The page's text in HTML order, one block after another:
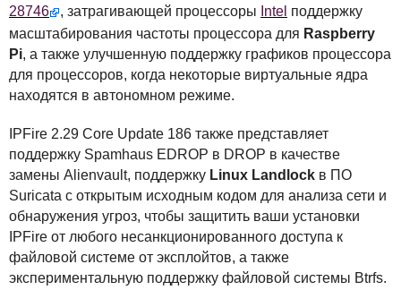
28746
, затрагивающей процессоры Intel поддержку
масштабирования частоты процессора для Raspberry
Pi, а также улучшенную поддержку графиков процессора
для процессоров, когда некоторые виртуальные ядра
находятся в автономном режиме.
IPFire 2.29 Core Update 186 также представляет
поддержку Spamhaus EDROP в DROP в качестве
замены Alienvault, поддержку Linux Landlock в ПО
Suricata с открытым исходным кодом для анализа сети и
обнаружения угроз, чтобы защитить ваши установки
IPFire от любого несанкционированного доступа к
файловой системе от эксплойтов, а также
экспериментальную поддержку файловой системы Btrfs.